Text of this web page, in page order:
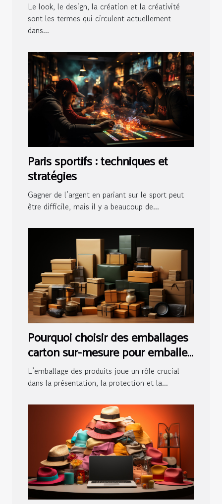
Le look, le design, la création et la créativité
sont les termes qui circulent actuellement
dans...
Paris sportifs : techniques et
stratégies
Gagner de l’argent en pariant sur le sport peut
être difficile, mais il y a beaucoup de...
Pourquoi choisir des emballages
carton sur-mesure pour emballer
vos produits ?
L’emballage des produits joue un rôle crucial
dans la présentation, la protection et la...